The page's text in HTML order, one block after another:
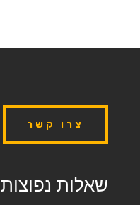
צרו קשר
שאלות נפוצות